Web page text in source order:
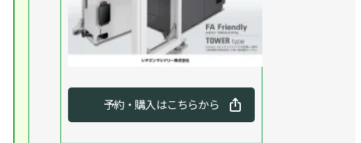
予約・購入はこちらから